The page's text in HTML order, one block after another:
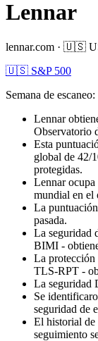
Lennar
lennar.com · 🇺🇸
🇺🇸 S&P 500
Semana de escaneo:
Lennar
Observatorio
Esta
global de 42/
protegidas.
Lennar ocupa
mundial en el
La
pasada.
La seguridad
BIMI -
La
TLS-RPT -
La seguridad
Se
seguridad de
El historial de
seguimiento